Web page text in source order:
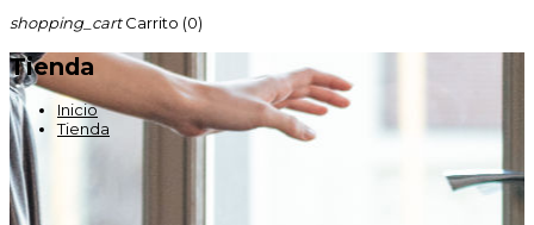
shopping_cart Carrito (0)
Tienda
Inicio
Tienda